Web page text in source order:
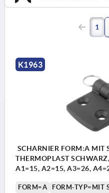
1
K1963
SCHARNIER FORM:A MIT
THERMOPLAST
A1=15, A2=15, A3=26,
FORM=A FORM-TYP=MIT